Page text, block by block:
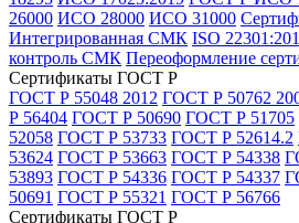
26000 ИСО 28000 ИСО 31000
Интегрированная СМК ISO
контроль СМК Переоформление
Сертификаты ГОСТ Р
ГОСТ Р 55048 2012 ГОСТ Р 50762
Р 56404 ГОСТ Р 50690 ГОСТ Р 51705
52058 ГОСТ Р 53733 ГОСТ Р 52614.2
53624 ГОСТ Р 53663 ГОСТ Р 54338
53893 ГОСТ Р 54336 ГОСТ Р 54337
50691 ГОСТ Р 55321 ГОСТ Р 56766
Сертификаты ГОСТ Р